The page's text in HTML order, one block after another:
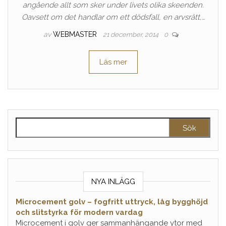
angående allt som sker under livets olika skeenden.
Oavsett om det handlar om ett dödsfall, en arvsrätt,…
av WEBMASTER 21 december, 2014 0
Läs mer
NYA INLÄGG
Microcement golv – fogfritt uttryck, låg bygghöjd
och slitstyrka för modern vardag
Microcement i golv ger sammanhängande ytor med